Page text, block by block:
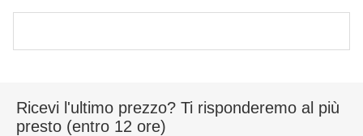
Ricevi l'ultimo prezzo? Ti risponderemo al più
presto (entro 12 ore)